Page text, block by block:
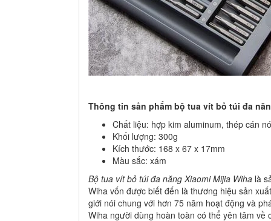
Thông tin sản phẩm bộ tua vít bỏ túi đa
Chất liệu: hợp kim aluminum, thép cán
Khối lượng: 300g
Kích thước: 168 x 67 x 17mm
Màu sắc: xám
Bộ tua vít bỏ túi đa năng Xiaomi Mijia Wiha là
Wiha vốn được biết đến là thương hiệu sản
giới nói chung với hơn 75 năm hoạt động và
Wiha người dùng hoàn toàn có thể yên tâm